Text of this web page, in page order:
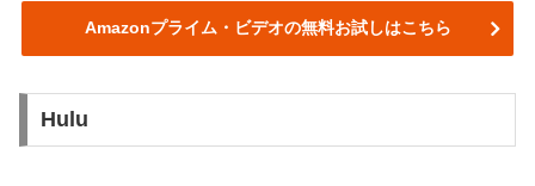
Amazonプライム・ビデオの無料お試しはこちら
Hulu